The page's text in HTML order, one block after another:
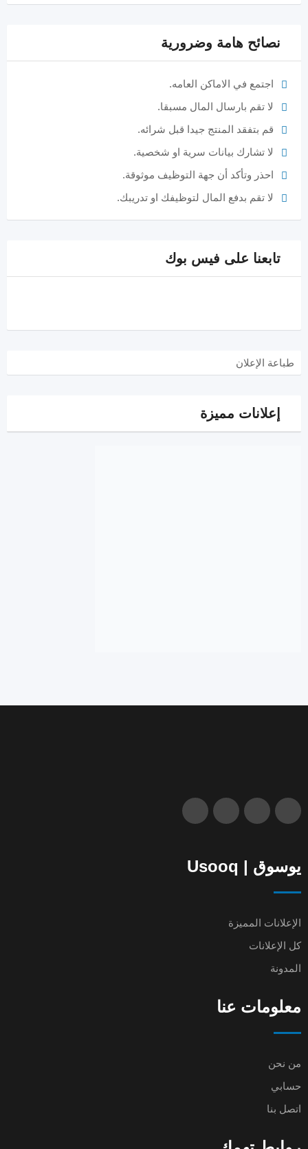
نصائح هامة وضرورية
اجتمع في الاماكن العامه.
لا تقم بارسال المال مسبقا.
قم بتفقد المنتج جيدا قبل شرائه.
لا تشارك بيانات سرية او شخصية.
احذر وتأكد أن جهة التوظيف موثوقة.
لا تقم بدفع المال لتوظيفك او تدريبك.
تابعنا على فيس بوك
طباعة الإعلان
إعلانات مميزة
يوسوق | Usooq
الإعلانات المميزة
كل الإعلانات
المدونة
معلومات عنا
من نحن
حسابي
اتصل بنا